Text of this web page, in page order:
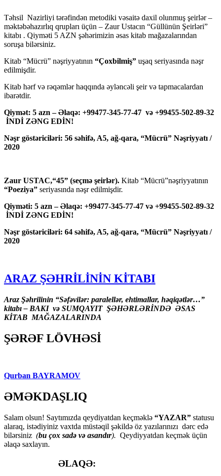
Təhsil Nazirliyi tərəfindən metodiki vəsaitə daxil olunmuş şeirlər –
məktəbəhazırlıq qrupları üçün – Zaur Ustacın “Güllünün Şeirləri”
kitabı . Qiyməti 5 AZN şəhərimizin əsas kitab mağazalarından
soruşa bilərsiniz.
Kitab “Mücrü” nəşriyyatının “Çoxbilmiş” uşaq seriyasında nəşr
edilmişdir.
Kitab hərf və rəqəmlər haqqında əyləncəli şeir və tapmacalardan
ibarətdir.
Qiymət: 5 azn – Əlaqə: +99477-345-77-47 və +99455-502-89-32
İNDİ ZƏNG EDİN!
Nəşr göstəriciləri: 56 səhifə, A5, ağ-qara, “Mücrü” Nəşriyyatı /
2020
Zaur USTAC,“45” (seçmə şeirlər). Kitab “Mücrü”nəşriyyatının
“Poeziya” seriyasında nəşr edilmişdir.
Qiyməti: 5 azn – Əlaqə: +99477-345-77-47 və +99455-502-89-32
İNDİ ZƏNG EDİN!
Nəşr göstəriciləri: 64 səhifə, A5, ağ-qara, “Mücrü” Nəşriyyatı /
2020
ARAZ ŞƏHRİLİNİN KİTABI
Araz Şəhrilinin “Səfəvilər: paralellər, ehtimallar, həqiqətlər…”
kitabı – BAKI və SUMQAYIT ŞƏHƏRLƏRİNDƏ ƏSAS
KİTAB MAĞAZALARINDA
ŞƏRƏF LÖVHƏSİ
Qurban BAYRAMOV
ƏMƏKDAŞLIQ
Salam olsun! Saytımızda qeydiyatdan keçməklə “YAZAR” statusu
alaraq, istədiyiniz vaxtda müstəqil şəkildə öz yazılarınızı dərc edə
bilərsiniz (bu çox sadə və asandır). Qeydiyyatdan keçmək üçün
əlaqə saxlayın.
ƏLAQƏ: